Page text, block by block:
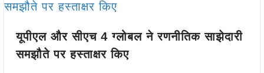
यूपीएल और सीएच 4 ग्लोबल ने रणनीतिक साझेदारी
समझौते पर हस्ताक्षर किए